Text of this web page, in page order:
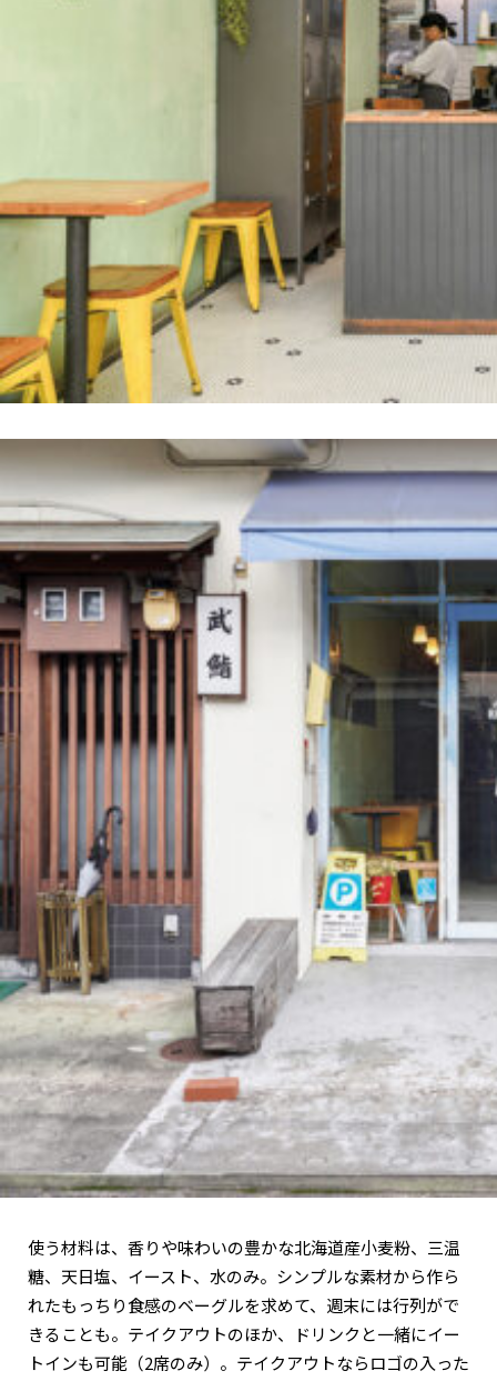
使う材料は、香りや味わいの豊かな北海道産小麦粉、三温
糖、天日塩、イースト、水のみ。シンプルな素材から作ら
れたもっちり食感のベーグルを求めて、週末には行列がで
きることも。テイクアウトのほか、ドリンクと一緒にイー
トインも可能（2席のみ）。テイクアウトならロゴの入った